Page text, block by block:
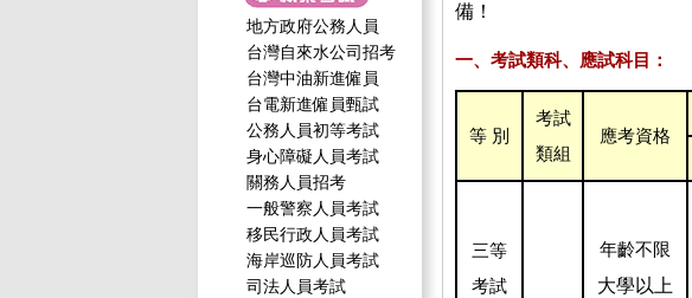
地方政府公務人員
台灣自來水公司招考
台灣中油新進僱員
台電新進僱員甄試
公務人員初等考試
身心障礙人員考試
關務人員招考
一般警察人員考試
移民行政人員考試
海岸巡防人員考試
司法人員考試
備！
一、考試類科、應試科目：
等 別
考試
類組
應考資格
三等
考試
年齡不限
大學以上